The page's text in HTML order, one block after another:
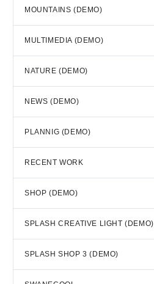
MOUNTAINS (DEMO)
MULTIMEDIA (DEMO)
NATURE (DEMO)
NEWS (DEMO)
PLANNIG (DEMO)
RECENT WORK
SHOP (DEMO)
SPLASH CREATIVE LIGHT (DEMO)
SPLASH SHOP 3 (DEMO)